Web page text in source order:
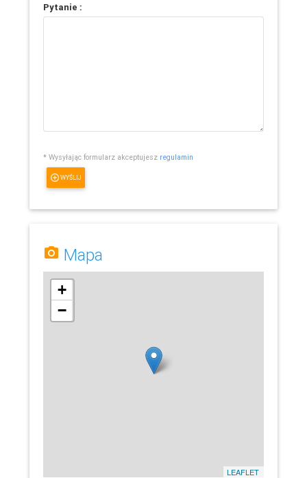
Pytanie :
* Wysyłając formularz akceptujesz regulamin
WYŚLIJ
Mapa
+
−
LEAFLET